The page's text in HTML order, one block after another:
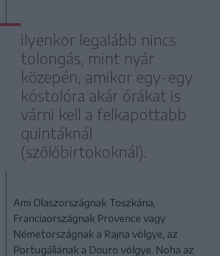
ilyenkor legalább nincs
tolongás, mint nyár
közepén, amikor egy-egy
kóstolóra akár órákat is
várni kell a felkapottabb
quintáknál
(szőlőbirtokoknál).
Ami Olaszországnak Toszkána,
Franciaországnak Provence vagy
Németországnak a Rajna völgye, az
Portugáliának a Douro völgye. Noha az